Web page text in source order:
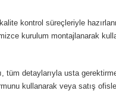
kontrol süreçleriyle
kurulum montajlanarak
tüm detaylarıyla usta
kullanarak veya satış